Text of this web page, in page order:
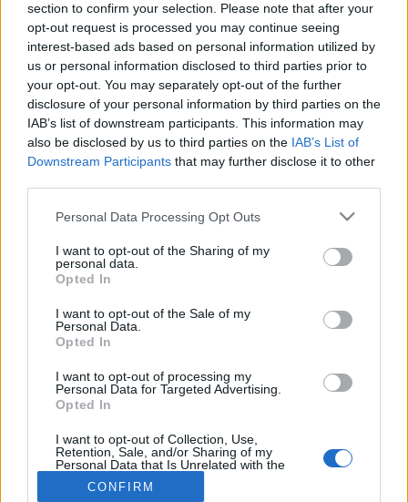
section to confirm your selection. Please note that after your
opt-out request is processed you may continue seeing
interest-based ads based on personal information utilized by
us or personal information disclosed to third parties prior to
your opt-out. You may separately opt-out of the further
disclosure of your personal information by third parties on the
IAB’s list of downstream participants. This information may
also be disclosed by us to third parties on the IAB’s List of
Downstream Participants that may further disclose it to other
Please note that this website/app uses one or more Google
not limited to your visit or usage behaviour. You may click to
grant or deny consent to Google and its third-party tags to
use your data for below specified purposes in below Google
consent section.
Personal Data Processing Opt Outs
I want to opt-out of the Sharing of my
personal data.
Opted In
I want to opt-out of the Sale of my
Personal Data.
Opted In
I want to opt-out of processing my
Personal Data for Targeted Advertising.
Opted In
I want to opt-out of Collection, Use,
Retention, Sale, and/or Sharing of my
Personal Data that Is Unrelated with the
Purposes for which it was collected.
Opted Out
CONFIRM
#allergia #influenza#cukorbetegség
#orvosmeteorológia#vérnyomás #stroke#rákbetegség
#pajzsmirigy#reflux#ekcéma#herpesz
Regisztráció
Szemszárazság
Szemszárazság